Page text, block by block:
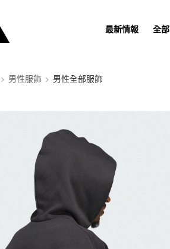
最新情報 全
男性服飾 男性全部服飾